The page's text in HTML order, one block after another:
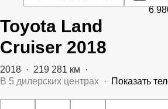
Toyota Land
Cruiser 2018
6
2018 · 219 281 км ·
В 5 дилерских центрах · Показать